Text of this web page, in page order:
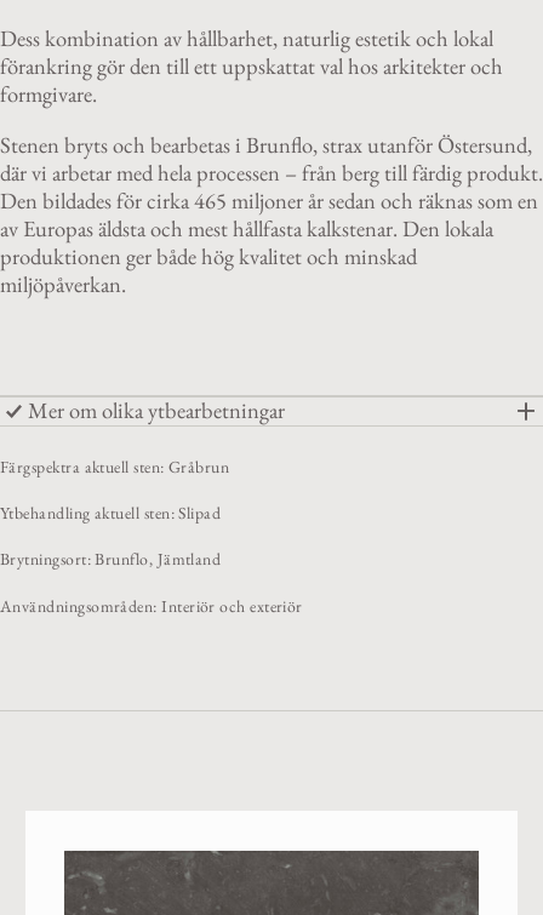
Dess kombination av hållbarhet, naturlig estetik och lokal
förankring gör den till ett uppskattat val hos arkitekter och
formgivare.
Stenen bryts och bearbetas i Brunflo, strax utanför Östersund,
där vi arbetar med hela processen – från berg till färdig produkt.
Den bildades för cirka 465 miljoner år sedan och räknas som en
av Europas äldsta och mest hållfasta kalkstenar. Den lokala
produktionen ger både hög kvalitet och minskad
miljöpåverkan.
Mer om olika ytbearbetningar
Färgspektra aktuell sten: Gråbrun
Ytbehandling aktuell sten: Slipad
Brytningsort: Brunflo, Jämtland
Användningsområden: Interiör och exteriör